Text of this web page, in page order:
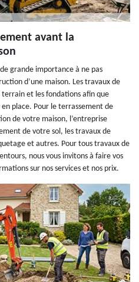
avant la
grande importance à ne pas
d’une maison. Les travaux de
et les fondations afin que
place. Pour le terrassement de
de votre maison, l’entreprise
de votre sol, les travaux de
et autres. Pour tous travaux de
nous vous invitons à faire vos
sur nos services et nos prix.